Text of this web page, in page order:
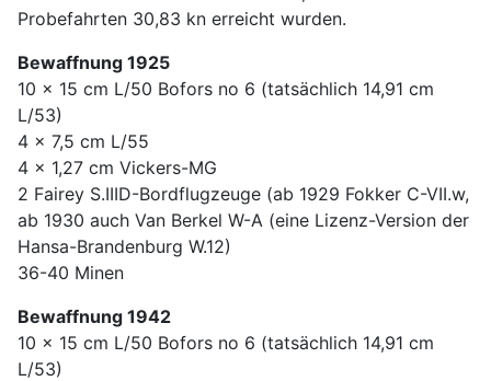
Probefahrten 30,83 kn erreicht wurden.
Bewaffnung 1925
10 x 15 cm L/50 Bofors no 6 (tatsächlich 14,91 cm
L/53)
4 x 7,5 cm L/55
4 x 1,27 cm Vickers-MG
2 Fairey S.IIID-Bordflugzeuge (ab 1929 Fokker C-VII.w,
ab 1930 auch Van Berkel W-A (eine Lizenz-Version der
Hansa-Brandenburg W.12)
36-40 Minen
Bewaffnung 1942
10 x 15 cm L/50 Bofors no 6 (tatsächlich 14,91 cm
L/53)